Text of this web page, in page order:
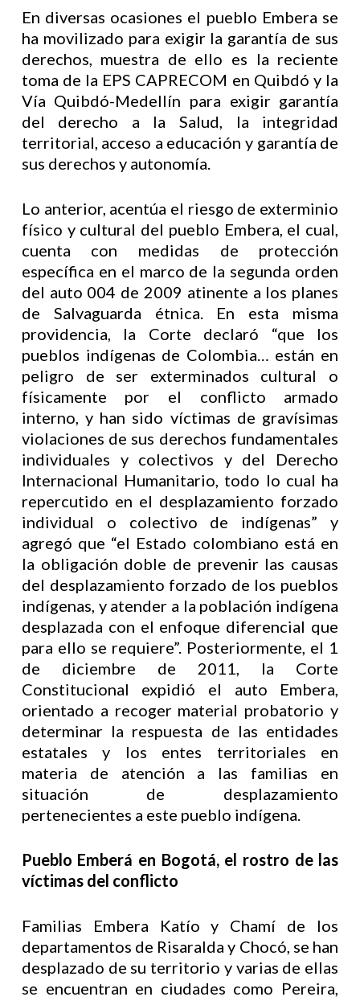
En diversas ocasiones el pueblo Embera se
ha movilizado para exigir la garantía de sus
derechos, muestra de ello es la reciente
toma de la EPS CAPRECOM en Quibdó y la
Vía Quibdó-Medellín para exigir garantía
del derecho a la Salud, la integridad
territorial, acceso a educación y garantía de
sus derechos y autonomía.
Lo anterior, acentúa el riesgo de exterminio
físico y cultural del pueblo Embera, el cual,
cuenta con medidas de protección
específica en el marco de la segunda orden
del auto 004 de 2009 atinente a los planes
de Salvaguarda étnica. En esta misma
providencia, la Corte declaró “que los
pueblos indígenas de Colombia… están en
peligro de ser exterminados cultural o
físicamente por el conflicto armado
interno, y han sido víctimas de gravísimas
violaciones de sus derechos fundamentales
individuales y colectivos y del Derecho
Internacional Humanitario, todo lo cual ha
repercutido en el desplazamiento forzado
individual o colectivo de indígenas” y
agregó que “el Estado colombiano está en
la obligación doble de prevenir las causas
del desplazamiento forzado de los pueblos
indígenas, y atender a la población indígena
desplazada con el enfoque diferencial que
para ello se requiere”. Posteriormente, el 1
de diciembre de 2011, la Corte
Constitucional expidió el auto Embera,
orientado a recoger material probatorio y
determinar la respuesta de las entidades
estatales y los entes territoriales en
materia de atención a las familias en
situación de desplazamiento
pertenecientes a este pueblo indígena.
Pueblo Emberá en Bogotá, el rostro de las
víctimas del conflicto
Familias Embera Katío y Chamí de los
departamentos de Risaralda y Chocó, se han
desplazado de su territorio y varias de ellas
se encuentran en ciudades como Pereira,